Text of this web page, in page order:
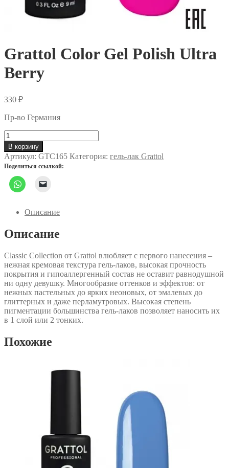
Grattol Color Gel Polish Ultra
Berry
330 ₽
Пр-во Германия
Количество
товара
Grattol
Color
Gel
Polish
Ultra
В корзину
Артикул: GTC165 Категория: гель-лак Grattol
Поделиться ссылкой:
Описание
Описание
Classic Collection от Grattol влюбляет с первого нанесения –
нежная кремовая текстура гель-лаков, высокая прочность
покрытия и гипоаллергенный состав не оставит равнодушной
ни одну девушку. Многообразие оттенков и эффектов: от
нежных пастельных до ярких неоновых, от эмалевых до
глиттерных и даже перламутровых. Высокая степень
пигментации большинства гель-лаков позволяет наносить их
в 1 слой или 2 тонких.
Похожие